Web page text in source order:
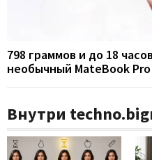
798 граммов и до 18
необычный MateBook Pro
Внутри